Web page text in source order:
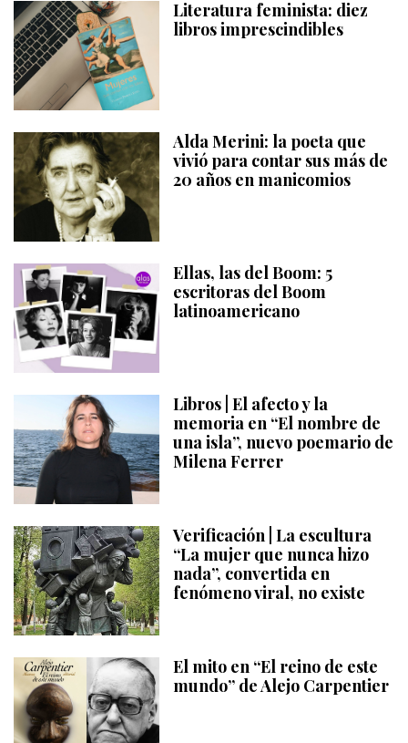
Literatura feminista: diez
libros imprescindibles
Alda Merini: la poeta que
vivió para contar sus más de
20 años en manicomios
Ellas, las del Boom: 5
escritoras del Boom
latinoamericano
Libros | El afecto y la
memoria en “El nombre de
una isla”, nuevo poemario de
Milena Ferrer
Verificación | La escultura
“La mujer que nunca hizo
nada”, convertida en
fenómeno viral, no existe
El mito en “El reino de este
mundo” de Alejo Carpentier